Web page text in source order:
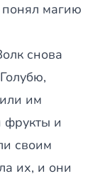
понял магию
снова
им
фрукты и
своим
их, и они